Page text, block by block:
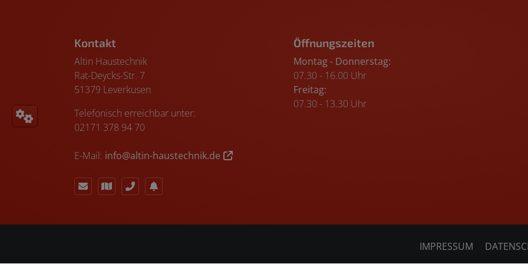
Footer - Kontaktdaten und Öffnungszeiten
Kontakt
Altin Haustechnik
Rat-Deycks-Str. 7
51379 Leverkusen
Telefonisch erreichbar unter:
02171 378 94 70
E-Mail: info@altin-haustechnik.de
Öffnungszeiten
Montag - Donnerstag:
07.30 - 16.00 Uhr
Freitag:
07.30 - 13.30 Uhr
IMPRESSUM